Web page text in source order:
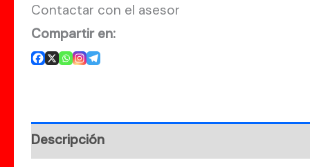
Contactar con el asesor
Compartir en:
Descripción